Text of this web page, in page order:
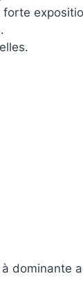
forte
.
dominante